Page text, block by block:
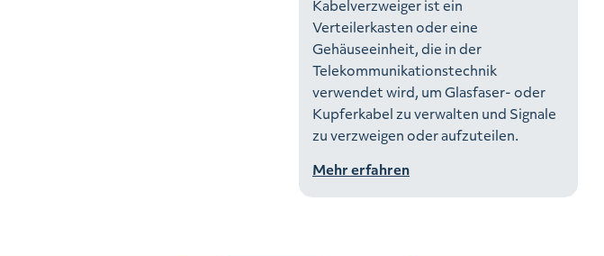
Kabelverzweiger ist ein
Verteilerkasten oder eine
Gehäuseeinheit, die in der
Telekommunikationstechnik
verwendet wird, um Glasfaser- oder
Kupferkabel zu verwalten und Signale
zu verzweigen oder aufzuteilen.
Mehr erfahren